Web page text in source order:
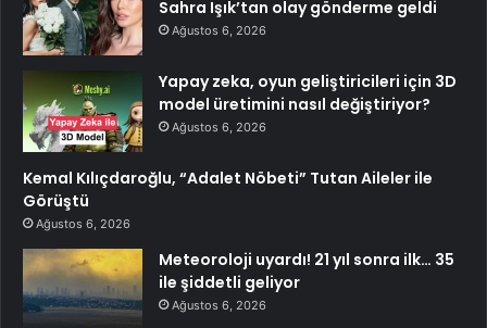
Sahra Işık’tan olay gönderme geldi
Ağustos 6, 2026
Yapay zeka, oyun geliştiricileri için 3D
model üretimini nasıl değiştiriyor?
Ağustos 6, 2026
Kemal Kılıçdaroğlu, “Adalet Nöbeti” Tutan Aileler ile
Görüştü
Ağustos 6, 2026
Meteoroloji uyardı! 21 yıl sonra ilk… 35
ile şiddetli geliyor
Ağustos 6, 2026